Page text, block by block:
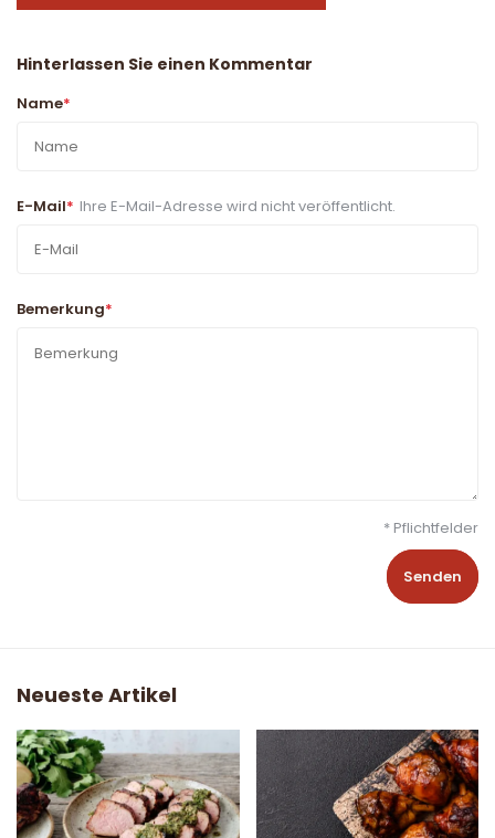
Hinterlassen Sie einen Kommentar
Name*
E-Mail* Ihre E-Mail-Adresse wird nicht veröffentlicht.
Bemerkung*
* Pflichtfelder
Senden
Neueste Artikel